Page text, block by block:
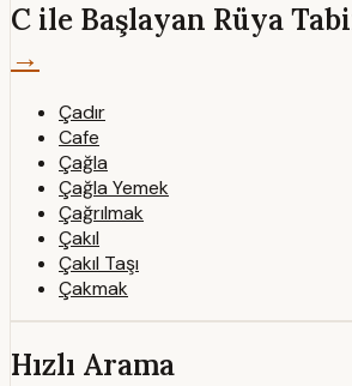
C ile Başlayan Rüya
→
Çadır
Cafe
Çağla
Çağla Yemek
Çağrılmak
Çakıl
Çakıl Taşı
Çakmak
Hızlı Arama